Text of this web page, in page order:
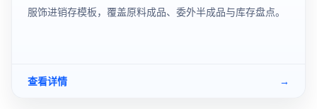
服饰进销存模板，覆盖原料成品、委外半成品与库存盘点。
查看详情 →